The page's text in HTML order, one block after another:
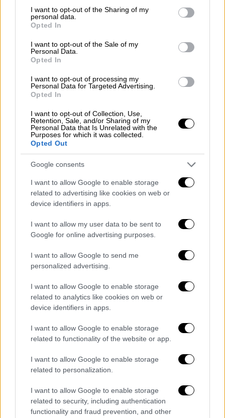
not limited to your visit or usage behaviour. You may click to
grant or deny consent to Google and its third-party tags to
use your data for below specified purposes in below Google
consent section.
I want to opt-out of the Sharing of my
personal data.
Opted In
I want to opt-out of the Sale of my
Personal Data.
Opted In
I want to opt-out of processing my
Personal Data for Targeted Advertising.
Opted In
I want to opt-out of Collection, Use,
Retention, Sale, and/or Sharing of my
Personal Data that Is Unrelated with the
Purposes for which it was collected.
Opted Out
Google consents
I want to allow Google to enable storage
related to advertising like cookies on web or
device identifiers in apps.
I want to allow my user data to be sent to
Google for online advertising purposes.
I want to allow Google to send me
personalized advertising.
I want to allow Google to enable storage
related to analytics like cookies on web or
device identifiers in apps.
I want to allow Google to enable storage
related to functionality of the website or app.
I want to allow Google to enable storage
related to personalization.
I want to allow Google to enable storage
related to security, including authentication
functionality and fraud prevention, and other
Σινεμά|02.08.2024 17:42
«Σας ευχαριστώ όλους»: Ο Τζέιμς Γκαν
ανακοίνωσε ότι ολοκληρώθηκαν τα
γυρίσματα της ταινίας «Superman:
Legacy»
Κόρενσουετ και Ρέιτσελ Μπρόσναχαν
Θέατρο|30.07.2024 14:49